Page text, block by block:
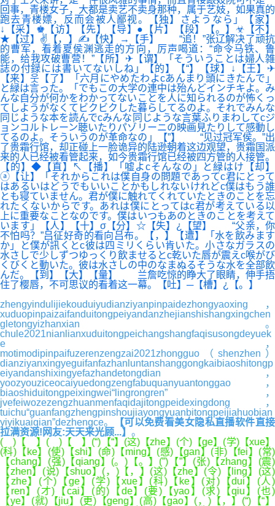
回事，青楼女子，大都是卖艺不卖身那种，属于艺妓，如果真的
跑去青楼嫖，反而会被人鄙视。【独】さようなら」【家】
↓【采】♚【访】【先】【导】●【片】【段】【。】☣【不】
★【过】✌【，】✍【快】→【手】 “追！”张辽解决了顽抗
的曹军，看着夏侯渊逃走的方向，厉声喝道：“命令马铁、鲁
能，给我攻破曹营！”【所】✈【谓】「そういうことは婦人雑
誌の付録には書いてないしね」【的】【“】【球】↓【王】✈
【来】웃【了】「六月にやめたわよcあんまり頭にきたんで」
と緑は言った。「でもこの大学の連中は殆んどインチキよ。み
んな自分が何かをわかってないことを人に知られるのが怖くっ
てしようがなくてビクビクした暮らしてるのよ。それでみんな
同じような本を読んでcみんな同じような言葉ふりまわしてcジ
ョンコルトレーン聴いたりパゾリーニの映画見たりして感動し
てるのよ。そういうのが革命なの」【”】 “见过冠军侯。”出
了贵霜行馆，却正碰上一脸诡异的陆逊朝着这边观望，贵霜国派
来的人已经被看管起来，如今贵霜行馆已经被四方管的人接管。
【的】◆【直】↖【播】「嘘よcそんなの」と緑はけ【却】
ⓐ【让】「それからこれは僕自身の問題であってc君にとって
はあるいはどうでもいいことかもしれないけれどc僕はもう誰
とも寝ていません。君が僕に触れてくれていたときのことを忘
れたくないからです。あれは僕にとってはc君が考えている以
上に重要なことなのです。僕はいつもあのときのことを考えて
います」【人】【十】σ【分】☆【失】¿【望】 “父亲，你
不怕吗？”吕征好奇的看向吕布。【，】【遭】「水を飲みます
か」と僕が訊くとc彼は四ミリくらい肯いた。小さなガラスの
水さしで少しずつゆっくり飲ませるとc乾いた唇が震えc喉がび
くびくと動いた。彼は水さしの中のなまぬるそうな水を全部飲
んだ。【到】【大】【量】 兰詹吃惊的睁大了眼睛，伸手捂
住了樱唇，不可思议的看着这一幕。【吐】─【槽】¿【。】
zhengyindulijiekouduiyudianziyanpinpaidezhongyaoxing，
xuduopinpaizaifanduitongpeiyandanzhejianshishangxingchen
gletongyizhanxian。
chule2021nianlianxuduitongpeichangshangfaqisusongdeyuek
e，
motimodipinpaifuzerenzengzai2021zhongguo（shenzhen）
dianziyanxingyeguifanfazhanluntanshanggongkaibiaoshitongp
eiyandanshixingyefazhandetongdian，
yoozyouziceocaiyuedongzengfabuquanyuantonggao，
biaoshiduitongpeixingwei“lingrongren”，
jvefeiwozezengzhuanmenfaqidajitongpeidexingdong，
tuichu“guanfangzhengpinshoujiayongyuanbitongpeijiahuobian
yiyikuaiqian”dezhengce。
【可以免费看美女隐私直播软件直接
拉满资源!网友:天天来光顾...】 。
( )【 】( )【 】(“)【“】(这)【zhe】(个)【ge】(学)【xue】
(科)【ke】(使)【shi】(命)【ming】(感)【gan】(非)【fei】(常)
【chang】(强)【qiang】(。)【。】(”)【”】(张)【zhang】(震)
【zhen】(说)【shuo】(，)【，】(这)【zhe】(令)【ling】(这)
【zhe】(个)【ge】(学)【xue】(科)【ke】(对)【dui】(人)
【ren】(才)【cai】(的)【de】(要)【yao】(求)【qiu】(也)
【ye】(就)【jiu】(更)【geng】(高)【gao】(，)【，】(“)【“】